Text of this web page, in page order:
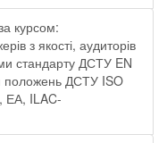
курсом:
з якості, аудиторів
стандарту ДСТУ EN
положень ДСТУ ISO
ЕА, ILAC-